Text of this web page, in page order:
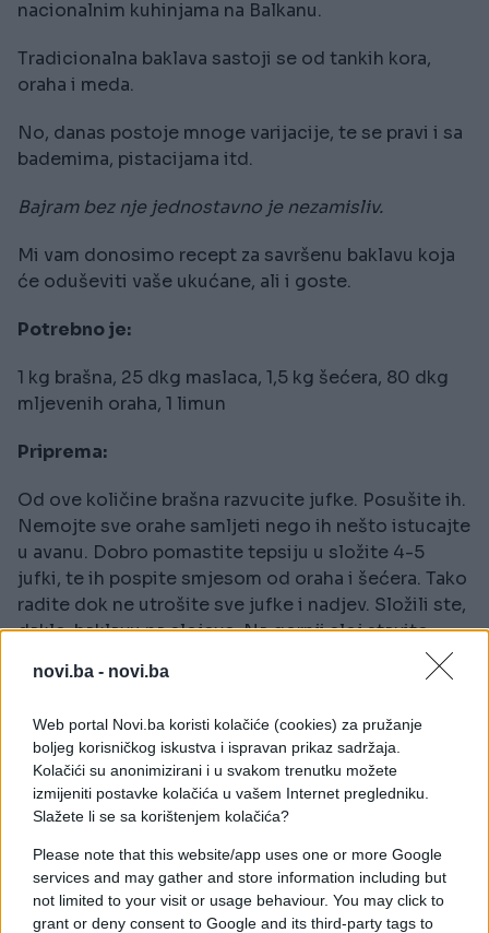
novi.ba - novi.ba
Web portal Novi.ba koristi kolačiće (cookies) za pružanje
boljeg korisničkog iskustva i ispravan prikaz sadržaja.
Kolačići su anonimizirani i u svakom trenutku možete
izmijeniti postavke kolačića u vašem Internet pregledniku.
Slažete li se sa korištenjem kolačića?
Please note that this website/app uses one or more Google
services and may gather and store information including but
not limited to your visit or usage behaviour. You may click to
grant or deny consent to Google and its third-party tags to
nacionalnim kuhinjama na Balkanu.
Tradicionalna baklava sastoji se od tankih kora,
oraha i meda.
No, danas postoje mnoge varijacije, te se pravi i sa
bademima, pistacijama itd.
Bajram bez nje jednostavno je nezamisliv.
Mi vam donosimo recept za savršenu baklavu koja
će oduševiti vaše ukućane, ali i goste.
Potrebno je:
1 kg brašna, 25 dkg maslaca, 1,5 kg šećera, 80 dkg
mljevenih oraha, 1 limun
Priprema:
Od ove količine brašna razvucite jufke. Posušite ih.
Nemojte sve orahe samljeti nego ih nešto istucajte
u avanu. Dobro pomastite tepsiju u složite 4-5
jufki, te ih pospite smjesom od oraha i šećera. Tako
radite dok ne utrošite sve jufke i nadjev. Složili ste,
dakle, baklavu na slojeve. Na gornji sloj stavite
U lonac stavite 1 kg šećera, litar vode i limun
izrezan na kriške. Kuhajte dok se zaljev ne zgusne.
Toplim zaljevom prelijte pečenu baklavu.
Prijatno!